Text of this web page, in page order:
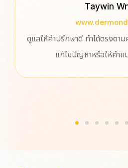
Taywin
ดูแลให้คำปรึกษาดี ทำได้ตรงตา
แก้ไขปัญหาหรือให้คำแ